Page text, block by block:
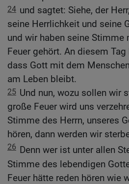
24 und sagtet: Siehe, der
seine Herrlichkeit und seine
und wir haben seine Stimme
Feuer gehört. An diesem
dass Gott mit dem
am Leben bleibt.
25 Und nun, wozu sollen wir
große Feuer wird uns
Stimme des Herrn, unseres
hören, dann werden wir
26 Denn wer ist unter allen
Stimme des lebendigen
Feuer hätte reden hören wie